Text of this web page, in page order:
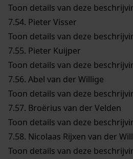
Toon details van deze
7.54. Pieter Visser
Toon details van deze
7.55. Pieter Kuijper
Toon details van deze
7.56. Abel van der Willige
Toon details van deze
7.57. Broërius van der Velden
Toon details van deze
7.58. Nicolaas Rijxen van der
Toon details van deze